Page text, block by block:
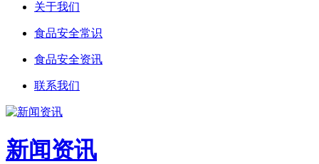
关于我们
食品安全常识
食品安全资讯
联系我们
新闻资讯